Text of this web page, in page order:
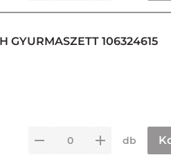
GYURMASZETT 106324615
db